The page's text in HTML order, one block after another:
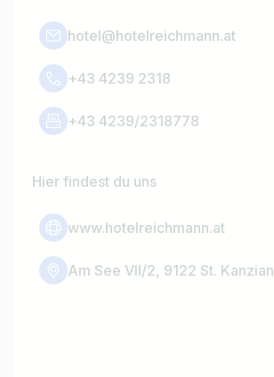
hotel@hotelreichmann.at
+43 4239 2318
+43 4239/2318778
Hier findest du uns
www.hotelreichmann.at
Am See VII/2, 9122 St. Kanzian